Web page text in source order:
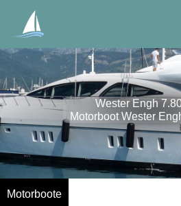
Wester Engh
Motorboot Wester
Motorboote